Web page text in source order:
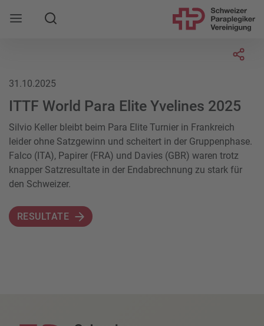
Mobile Navigation öffnen
Suche
31.10.2025
ITTF World Para Elite Yvelines 2025
Silvio Keller bleibt beim Para Elite Turnier in Frankreich
leider ohne Satzgewinn und scheitert in der Gruppenphase.
Falco (ITA), Papirer (FRA) und Davies (GBR) waren trotz
knapper Satzresultate in der Endabrechnung zu stark für
den Schweizer.
RESULTATE